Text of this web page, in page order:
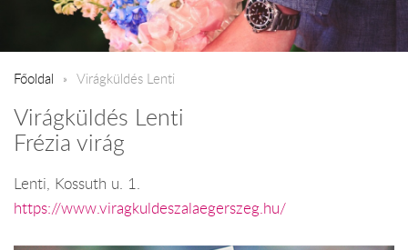
Főoldal Virágküldés Lenti
Virágküldés Lenti
Frézia virág
Lenti, Kossuth u. 1.
https://www.viragkuldeszalaegerszeg.hu/